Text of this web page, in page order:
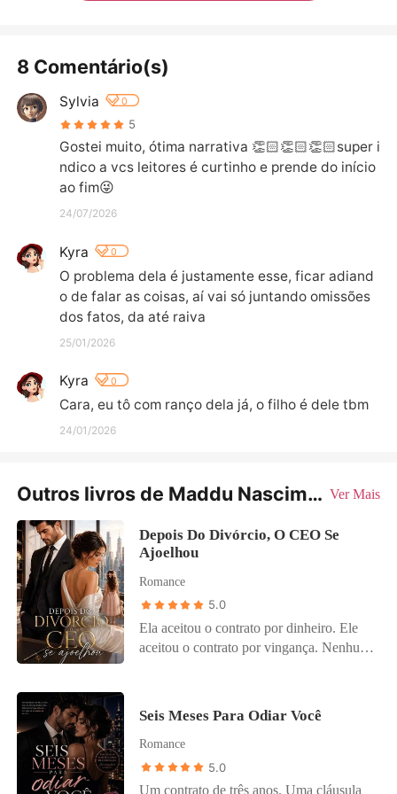
8 Comentário(s)
Sylvia 0
5
Gostei muito, ótima narrativa 👏🏻👏🏻👏🏻super i
ndico a vcs leitores é curtinho e prende do início
ao fim😜
24/07/2026
Kyra 0
O problema dela é justamente esse, ficar adiand
o de falar as coisas, aí vai só juntando omissões
dos fatos, da até raiva
25/01/2026
Kyra 0
Cara, eu tô com ranço dela já, o filho é dele tbm
24/01/2026
Outros livros de Maddu Nascimento Ver Mais
Depois Do Divórcio, O CEO Se
Ajoelhou
Romance
5.0
Ela aceitou o contrato por dinheiro. Ele
aceitou o contrato por vingança. Nenhum
um casamento falso de um ano. Sem
amor. Sem toques. Sem segundas
intenções. Só que o desejo não lê
cláusulas. E a convivência é uma
Seis Meses Para Odiar Você
Romance
5.0
Um contrato de três anos. Uma cláusula